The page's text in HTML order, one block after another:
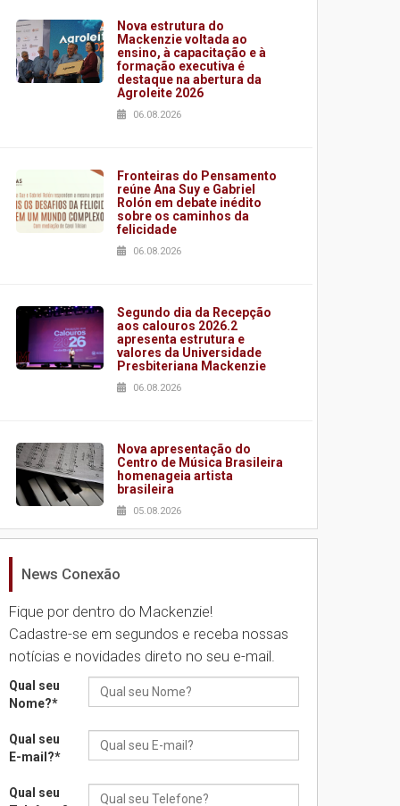
Nova estrutura do
Mackenzie voltada ao
ensino, à capacitação e à
formação executiva é
destaque na abertura da
Agroleite 2026
06.08.2026
Fronteiras do Pensamento
reúne Ana Suy e Gabriel
Rolón em debate inédito
sobre os caminhos da
felicidade
06.08.2026
Segundo dia da Recepção
aos calouros 2026.2
apresenta estrutura e
valores da Universidade
Presbiteriana Mackenzie
06.08.2026
Nova apresentação do
Centro de Música Brasileira
homenageia artista
brasileira
05.08.2026
Universidade Mackenzie
Seminário discute desafios
das novas tecnologias em
sistemas solares
04.08.2026
News Conexão
Fique por dentro do Mackenzie!
Cadastre-se em segundos e receba nossas
notícias e novidades direto no seu e-mail.
Qual seu
Nome?*
Qual seu
E-mail?*
Qual seu